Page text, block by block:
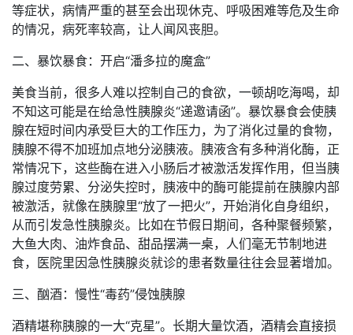
等症状，病情严重的甚至会出现休克、呼吸困难等危及生命
的情况，病死率较高，让人闻风丧胆。
二、暴饮暴食：开启“潘多拉的魔盒”
美食当前，很多人难以控制自己的食欲，一顿胡吃海喝，却
不知这可能是在给急性胰腺炎“递邀请函”。暴饮暴食会使胰
腺在短时间内承受巨大的工作压力，为了消化过量的食物，
胰腺不得不加班加点地分泌胰液。胰液含有多种消化酶，正
常情况下，这些酶在进入小肠后才被激活发挥作用，但当胰
腺过度劳累、分泌失控时，胰液中的酶可能提前在胰腺内部
被激活，就像在胰腺里“放了一把火”，开始消化自身组织，
从而引发急性胰腺炎。比如在节假日期间，各种聚餐频繁，
大鱼大肉、油炸食品、甜品摆满一桌，人们毫无节制地进
食，医院里因急性胰腺炎就诊的患者数量往往会显著增加。
三、酗酒：慢性“毒药”侵蚀胰腺
酒精堪称胰腺的一大“克星”。长期大量饮酒，酒精会直接损